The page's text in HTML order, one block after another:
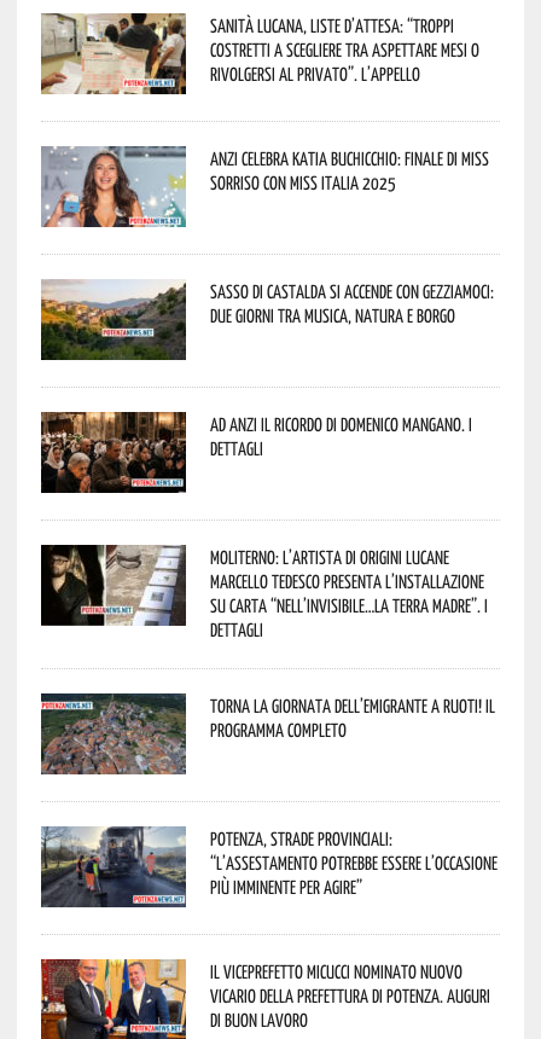
Sanità lucana, liste d’attesa: “Troppi
costretti a scegliere tra aspettare mesi o
rivolgersi al privato”. L’appello
Anzi celebra Katia Buchicchio: finale di Miss
Sorriso con Miss Italia 2025
Sasso di Castalda si accende con Gezziamoci:
due giorni tra musica, natura e borgo
Ad Anzi il ricordo di Domenico Mangano. I
dettagli
Moliterno: l’artista di origini lucane
Marcello Tedesco presenta l’installazione
su carta “Nell’invisibile…la terra madre”. I
dettagli
Torna la Giornata dell’Emigrante a Ruoti! Il
programma completo
Potenza, strade provinciali:
“L’assestamento potrebbe essere l’occasione
più imminente per agire”
Il Viceprefetto Micucci nominato nuovo
Vicario della Prefettura di Potenza. Auguri
di buon lavoro